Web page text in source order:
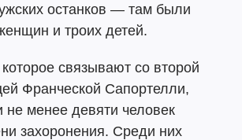
останков — там были
и троих детей.
связывают со второй
Франческой Сапортелли,
не менее девяти человек
захоронения. Среди них